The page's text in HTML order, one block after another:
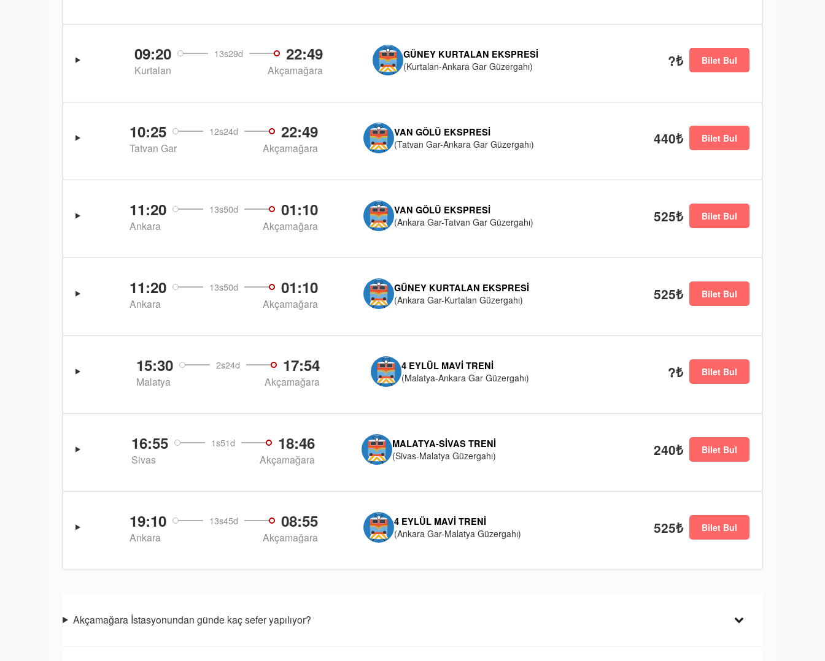
09:20 13s29d 22:49
Kurtalan Akçamağara
GÜNEY KURTALAN EKSPRESI
(Kurtalan-Ankara Gar Güzergahı)
?₺ Bilet Bul
10:25 12s24d 22:49
Tatvan Gar Akçamağara
VAN GÖLÜ EKSPRESI
(Tatvan Gar-Ankara Gar Güzergahı)
440₺ Bilet Bul
11:20 13s50d 01:10
Ankara Akçamağara
VAN GÖLÜ EKSPRESI
(Ankara Gar-Tatvan Gar Güzergahı)
525₺ Bilet Bul
11:20 13s50d 01:10
Ankara Akçamağara
GÜNEY KURTALAN EKSPRESI
(Ankara Gar-Kurtalan Güzergahı)
525₺ Bilet Bul
15:30 2s24d 17:54
Malatya Akçamağara
4 EYLÜL MAVI TRENI
(Malatya-Ankara Gar Güzergahı)
?₺ Bilet Bul
16:55 1s51d 18:46
Sivas Akçamağara
MALATYA-SIVAS TRENI
(Sivas-Malatya Güzergahı)
240₺ Bilet Bul
19:10 13s45d 08:55
Ankara Akçamağara
4 EYLÜL MAVI TRENI
(Ankara Gar-Malatya Güzergahı)
525₺ Bilet Bul
Akçamağara İstasyonundan günde kaç sefer yapılıyor?